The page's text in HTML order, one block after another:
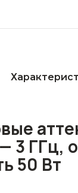
3 ГГц,
50 Вт